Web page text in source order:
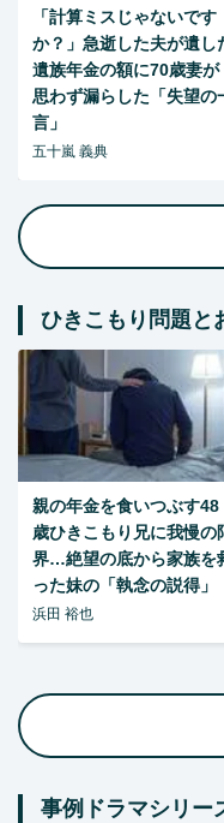
「計算ミスじゃないです
か？」急逝した夫が遺し
遺族年金の額に70歳妻が
思わず漏らした「失望の
言」
五十嵐 義典
ひきこもり問題と
親の年金を食いつぶす48
歳ひきこもり兄に我慢の
界…絶望の底から家族を
った妹の「執念の説得」
浜田 裕也
事例ドラマシリー